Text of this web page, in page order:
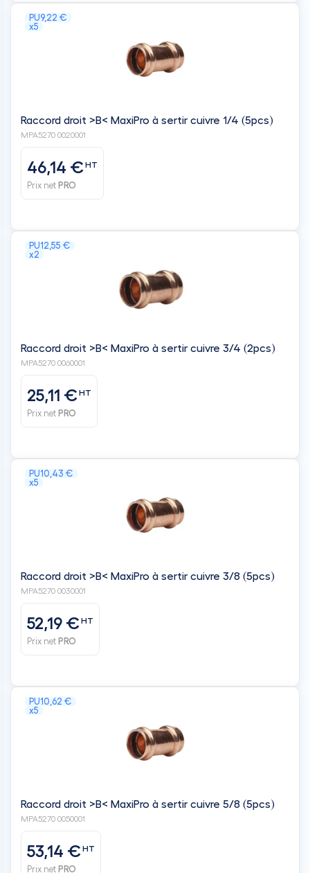
PU9,22 €
x5
Raccord droit >B< MaxiPro à sertir cuivre 1/4 (5pcs)
MPA5270 0020001
46,14 €HT
Prix net PRO
PU12,55 €
x2
Raccord droit >B< MaxiPro à sertir cuivre 3/4 (2pcs)
MPA5270 0060001
25,11 €HT
Prix net PRO
PU10,43 €
x5
Raccord droit >B< MaxiPro à sertir cuivre 3/8 (5pcs)
MPA5270 0030001
52,19 €HT
Prix net PRO
PU10,62 €
x5
Raccord droit >B< MaxiPro à sertir cuivre 5/8 (5pcs)
MPA5270 0050001
53,14 €HT
Prix net PRO